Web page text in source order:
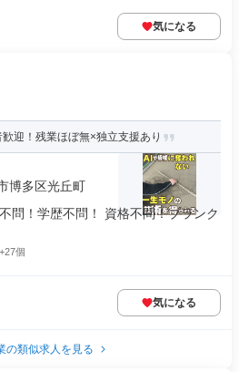
気になる
歓迎！残業ほぼ無×独立支援あり
博多区光丘町
問！学歴不問！ 資格不問！ブランク
+27個
気になる
の類似求人を見る